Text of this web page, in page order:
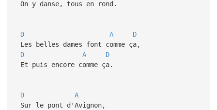
On y danse, tous en rond.
D A
D
Les belles dames font comme ça,
D
A
D
Et puis encore comme ça.
D
A
Sur le pont d'Avignon,